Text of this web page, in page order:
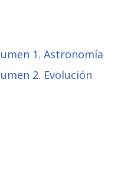
1. Astronomía
2. Evolución